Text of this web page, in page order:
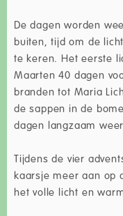
De dagen worden
buiten, tijd om de
te keren. Het eerste
Maarten 40 dagen
branden tot Maria
de sappen in de
dagen langzaam
Tijdens de vier
kaarsje meer aan op
het volle licht en